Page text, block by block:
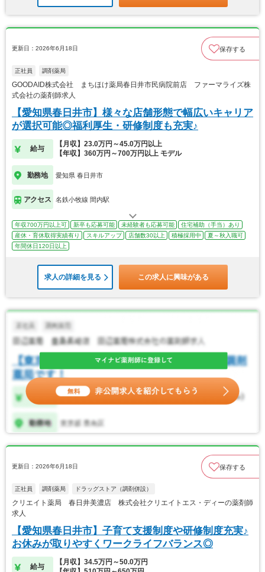
更新日：2026年6月18日 保存する
正社員 調剤薬局
GOODAID株式会社 まちほけ薬局春日井市民病院前店 ファーマライズ株
式会社の薬剤師求人
【愛知県春日井市】様々な店舗形態で幅広いキャリア
が選択可能◎福利厚生・研修制度も充実♪
給与
【月収】23.0万円～45.0万円以上
【年収】360万円～700万円以上 モデル
勤務地 愛知県 春日井市
アクセス 名鉄小牧線 間内駅
年収700万円以上可 新卒も応募可能 未経験者も応募可能
住宅補助（手当）あり
産休・育休取得実績有り
スキルアップ 店舗数30以上 積極採用中
夏～秋入職可
年間休日120日以上
求人の詳細を見る この求人に興味がある
更新日：2026年6月18日 保存する
正社員 調剤薬局 ドラッグストア（調剤併設）
クリエイト薬局 春日井美濃店 株式会社クリエイトエス・ディーの薬剤師
求人
【愛知県春日井市】子育て支援制度や研修制度充実♪
お休みが取りやすくワークライフバランス◎
給与
【月収】34.5万円～50.0万円